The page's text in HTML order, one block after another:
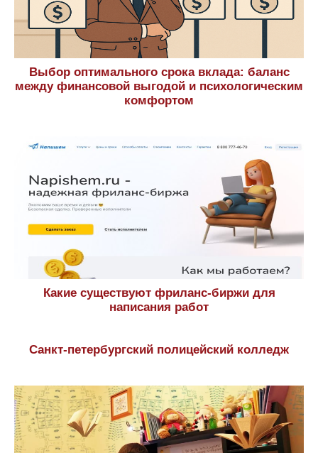
Выбор оптимального срока вклада: баланс
между финансовой выгодой и психологическим
комфортом
Какие существуют фриланс-биржи для
написания работ
Санкт-петербургский полицейский колледж